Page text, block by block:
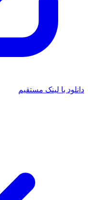
لینک مستقیم